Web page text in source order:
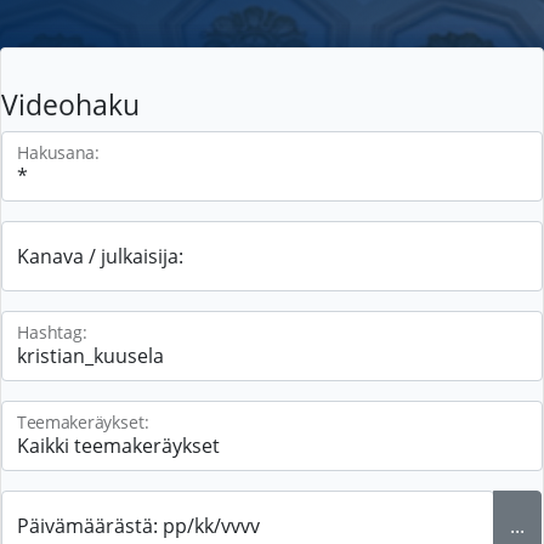
Videohaku
Hakusana:
Kanava / julkaisija:
Hashtag:
Teemakeräykset:
Päivämäärästä: pp/kk/vvvv ...